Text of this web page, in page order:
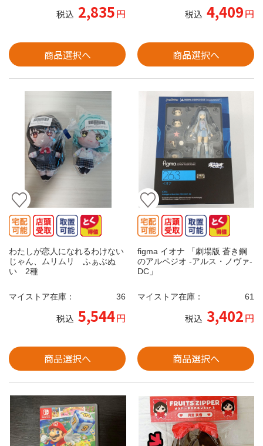
税込 2,835円
商品選択へ
税込 4,409円
商品選択へ
わたしが恋人になれるわけない
じゃん、ムリムリ ふぁぶぬ
い 2種
マイストア在庫： 36
税込 5,544円
商品選択へ
figma イオナ 「劇場版 蒼き鋼
のアルペジオ -アルス・ノヴァ‐
DC」
マイストア在庫： 61
税込 3,402円
商品選択へ